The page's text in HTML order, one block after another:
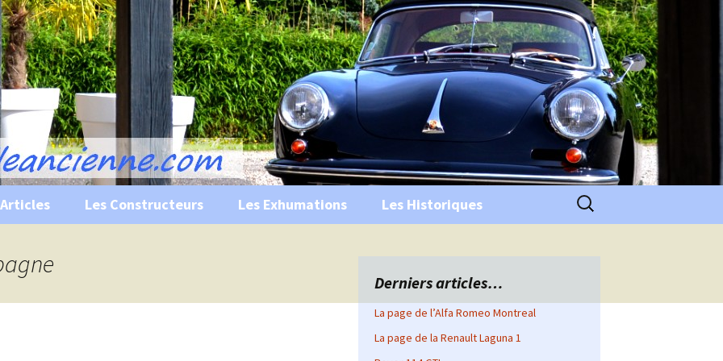
Ancienne
historiques …
évènements
Les Constructeurs Les Exhumations Les Historiques Rechercher :
Derniers articles…
La page de l’Alfa Romeo Montreal
La page de la Renault Laguna 1